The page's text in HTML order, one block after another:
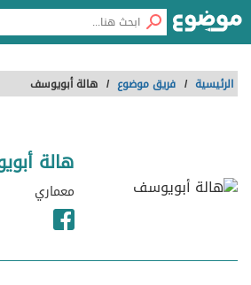
الرئيسية / فريق موضوع / هالة أبويوسف
هالة
معماري